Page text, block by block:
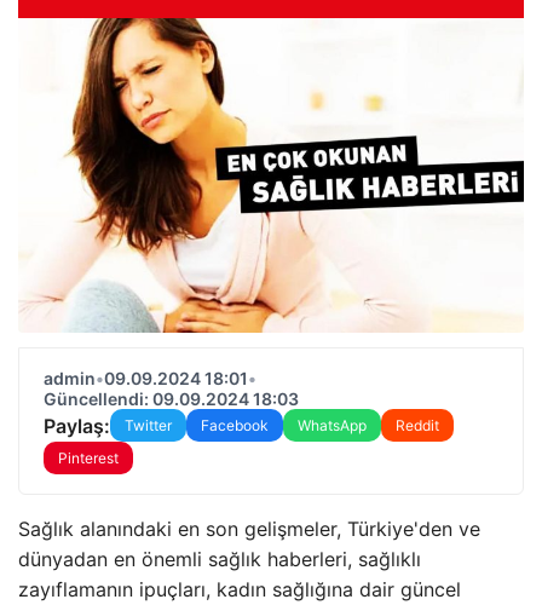
admin•09.09.2024 18:01•
Güncellendi: 09.09.2024 18:03
Paylaş: Twitter Facebook WhatsApp
Reddit
Pinterest
Sağlık alanındaki en son gelişmeler, Türkiye'den ve
dünyadan en önemli sağlık haberleri, sağlıklı
zayıflamanın ipuçları, kadın sağlığına dair güncel